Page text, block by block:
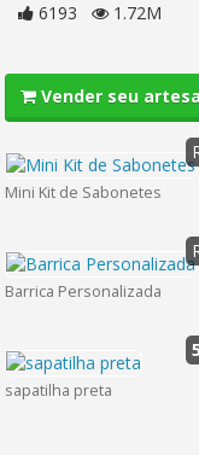
6193 1.72M
Vender seu
Mini Kit de Sabonetes
Barrica Personalizada
sapatilha preta